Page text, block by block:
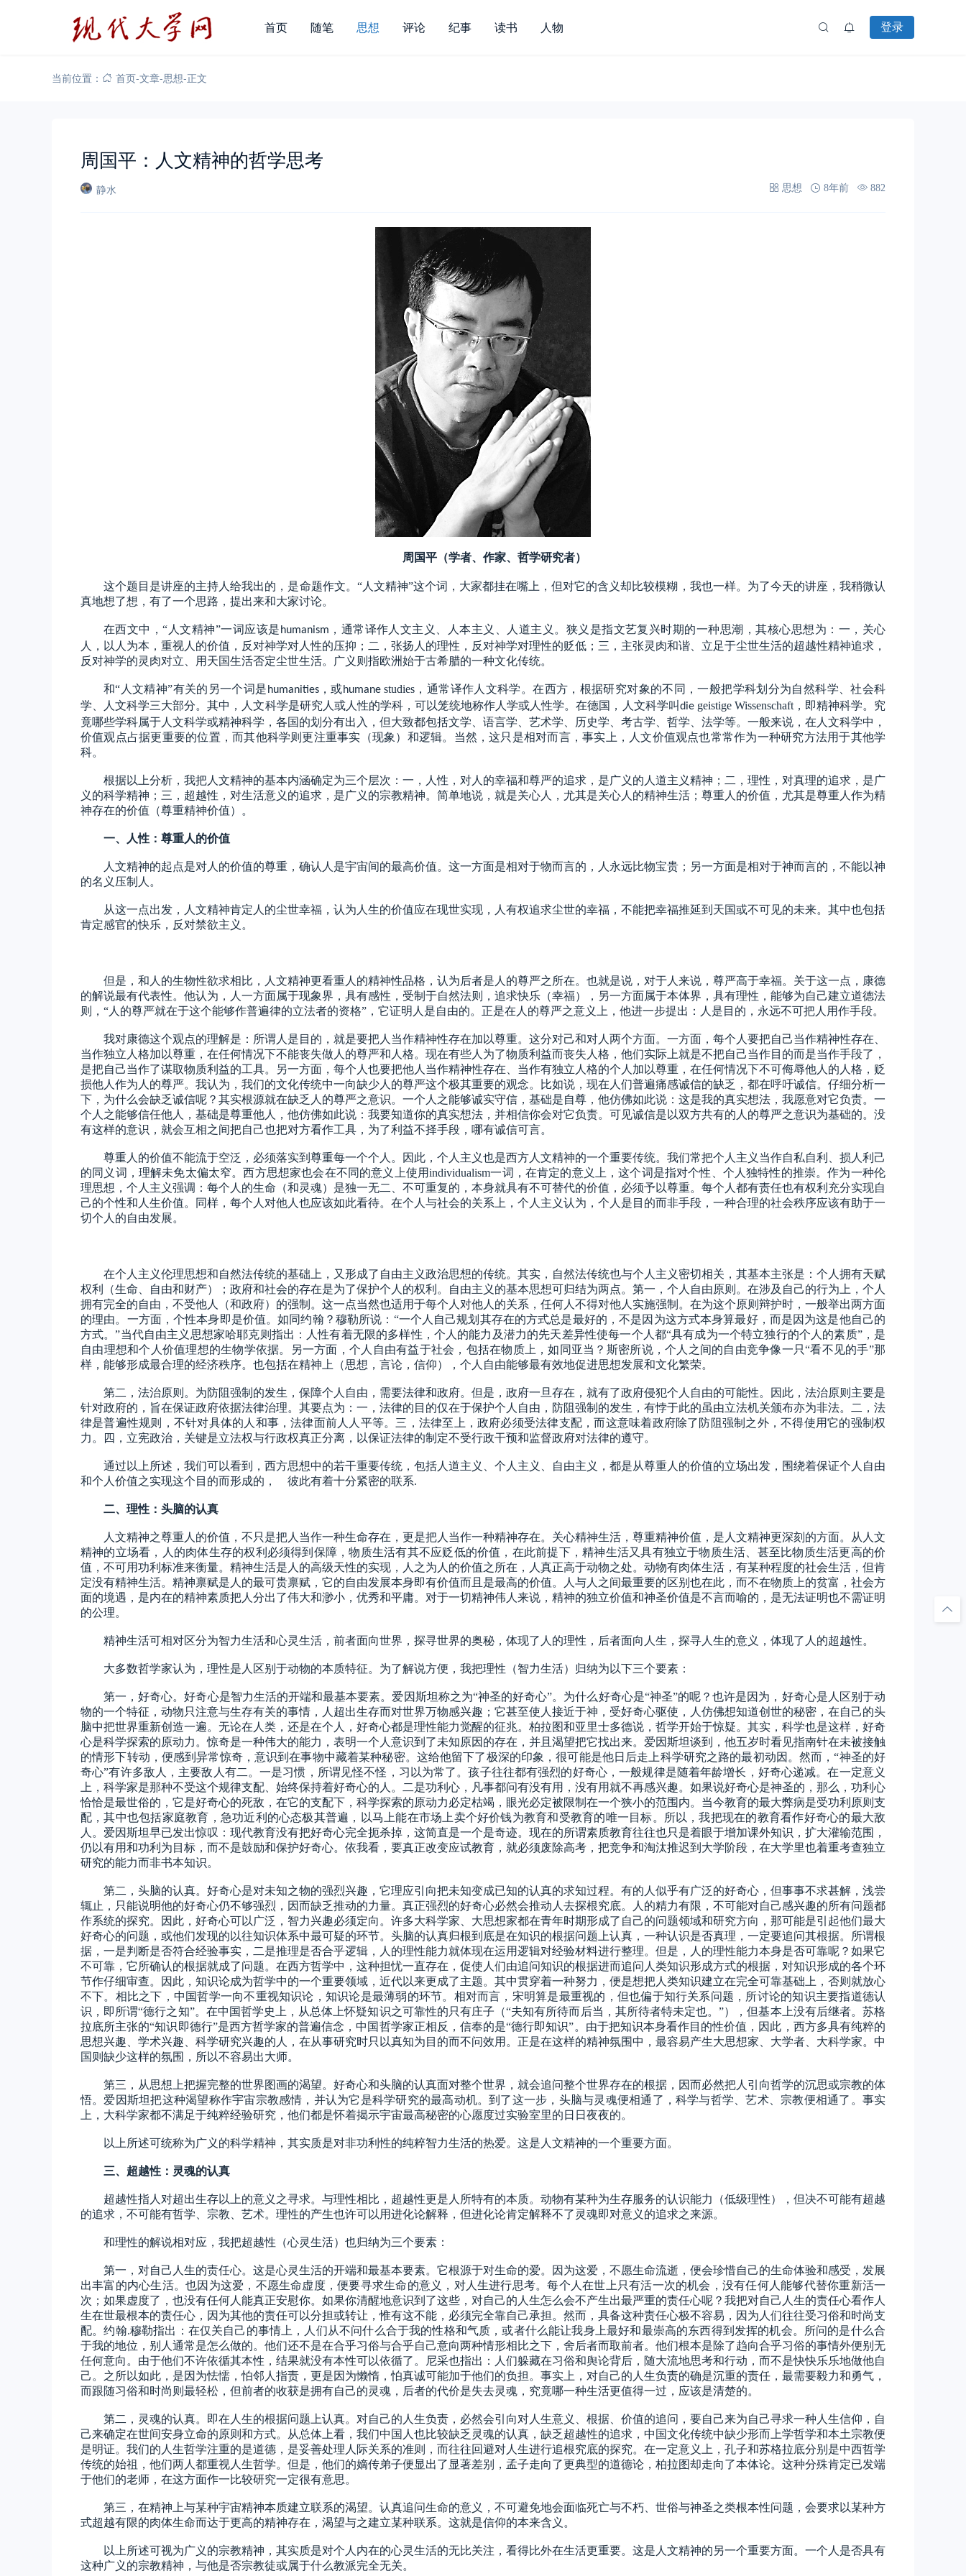
首页 随笔 思想 评论 纪事 读书 人物 登录
当前位置： 首页-文章-思想-正文
周国平：人文精神的哲学思考
静水 思想 8年前 882
周国平（学者、作家、哲学研究者）
这个题目是讲座的主持人给我出的，是命题作文。 “人文精神”这个词，大家都挂在嘴上，但对它的含义却比较模糊，我也一样。为了今天的讲座，我稍微认
真地想了想，有了一个思路，提出来和大家讨论。
在西文中，“人文精神”一词应该是humanism ，通常译作人文主义、人本主义、人道主义。狭义是指文艺复兴时期的一种思潮，其核心思想为：一，关心
人，以人为本，重视人的价值，反对神学对人性的压抑；二，张扬人的理性，反对神学对理性的贬低；三，主张灵肉和谐、立足于尘世生活的超越性精神追求，
反对神学的灵肉对立、用天国生活否定尘世生活。广义则指欧洲始于古希腊的一种文化传统。
和“人文精神”有关的另一个词是humanities，或humane studies ，通常译作人文科学。在西方，根据研究对象的不同，一般把学科划分为自然科学、社会科
学、人文科学三大部分。其中，人文科学是研究人或人性的学科，可以笼统地称作人学或人性学。在德国，人文科学叫die geistige Wissenschaft，即精神科学。究
竟哪些学科属于人文科学或精神科学，各国的划分有出入，但大致都包括文学、语言学、艺术学、历史学、考古学、哲学、法学等。一般来说，在人文科学中，
价值观点占据更重要的位置，而其他科学则更注重事实（现象）和逻辑。当然，这只是相对而言，事实上，人文价值观点也常常作为一种研究方法用于其他学
科。
根据以上分析，我把人文精神的基本内涵确定为三个层次：一，人性，对人的幸福和尊严的追求，是广义的人道主义精神；二，理性，对真理的追求，是广
义的科学精神；三，超越性，对生活意义的追求，是广义的宗教精神。简单地说，就是关心人，尤其是关心人的精神生活；尊重人的价值，尤其是尊重人作为精
神存在的价值（尊重精神价值）。
一、 人性：尊重人的价值
人文精神的起点是对人的价值的尊重，确认人是宇宙间的最高价值。这一方面是相对于物而言的，人永远比物宝贵；另一方面是相对于神而言的，不能以神
的名义压制人。
从这一点出发，人文精神肯定人的尘世幸福，认为人生的价值应在现世实现，人有权追求尘世的幸福，不能把幸福推延到天国或不可见的未来。其中也包括
肯定感官的快乐，反对禁欲主义。
但是，和人的生物性欲求相比，人文精神更看重人的精神性品格，认为后者是人的尊严之所在。也就是说，对于人来说，尊严高于幸福。关于这一点，康德
的解说最有代表性。他认为，人一方面属于现象界，具有感性，受制于自然法则，追求快乐（幸福），另一方面属于本体界，具有理性，能够为自己建立道德法
则， “人的尊严就在于这个能够作普遍律的立法者的资格”，它证明人是自由的。正是在人的尊严之意义上，他进一步提出：人是目的，永远不可把人用作手段。
我对康德这个观点的理解是：所谓人是目的，就是要把人当作精神性存在加以尊重。这分对己和对人两个方面。一方面，每个人要把自己当作精神性存在、
当作独立人格加以尊重，在任何情况下不能丧失做人的尊严和人格。现在有些人为了物质利益而丧失人格，他们实际上就是不把自己当作目的而是当作手段了，
是把自己当作了谋取物质利益的工具。另一方面，每个人也要把他人当作精神性存在、当作有独立人格的个人加以尊重，在任何情况下不可侮辱他人的人格，贬
损他人作为人的尊严。我认为，我们的文化传统中一向缺少人的尊严这个极其重要的观念。比如说，现在人们普遍痛感诚信的缺乏，都在呼吁诚信。仔细分析一
下，为什么会缺乏诚信呢？其实根源就在缺乏人的尊严之意识。一个人之能够诚实守信，基础是自尊，他仿佛如此说：这是我的真实想法，我愿意对它负责。一
个人之能够信任他人，基础是尊重他人，他仿佛如此说：我要知道你的真实想法，并相信你会对它负责。可见诚信是以双方共有的人的尊严之意识为基础的。没
有这样的意识，就会互相之间把自己也把对方看作工具，为了利益不择手段，哪有诚信可言。
尊重人的价值不能流于空泛，必须落实到尊重每一个个人。因此，个人主义也是西方人文精神的一个重要传统。我们常把个人主义当作自私自利、损人利己
的同义词，理解未免太偏太窄。西方思想家也会在不同的意义上使用individualism一词，在肯定的意义上，这个词是指对个性、个人独特性的推崇。作为一种伦
理思想，个人主义强调：每个人的生命（和灵魂）是独一无二、不可重复的，本身就具有不可替代的价值，必须予以尊重。每个人都有责任也有权利充分实现自
己的个性和人生价值。同样，每个人对他人也应该如此看待。在个人与社会的关系上，个人主义认为，个人是目的而非手段，一种合理的社会秩序应该有助于一
切个人的自由发展。
在个人主义伦理思想和自然法传统的基础上，又形成了自由主义政治思想的传统。其实，自然法传统也与个人主义密切相关，其基本主张是：个人拥有天赋
权利（生命、自由和财产）；政府和社会的存在是为了保护个人的权利。自由主义的基本思想可归结为两点。第一，个人自由原则。在涉及自己的行为上，个人
拥有完全的自由，不受他人（和政府）的强制。这一点当然也适用于每个人对他人的关系，任何人不得对他人实施强制。在为这个原则辩护时，一般举出两方面
的理由。一方面，个性本身即是价值。如同约翰？穆勒所说： “一个人自己规划其存在的方式总是最好的，不是因为这方式本身算最好，而是因为这是他自己的
方式。”当代自由主义思想家哈耶克则指出：人性有着无限的多样性，个人的能力及潜力的先天差异性使每一个人都“具有成为一个特立独行的个人的素质”，是
自由理想和个人价值理想的生物学依据。另一方面，个人自由有益于社会，包括在物质上，如同亚当？斯密所说，个人之间的自由竞争像一只“看不见的手”那
样，能够形成最合理的经济秩序。也包括在精神上（思想，言论，信仰），个人自由能够最有效地促进思想发展和文化繁荣。
第二，法治原则。为防阻强制的发生，保障个人自由，需要法律和政府。但是，政府一旦存在，就有了政府侵犯个人自由的可能性。因此，法治原则主要是
针对政府的，旨在保证政府依据法律治理。其要点为：一，法律的目的仅在于保护个人自由，防阻强制的发生，有悖于此的虽由立法机关颁布亦为非法。二，法
律是普遍性规则，不针对具体的人和事，法律面前人人平等。三，法律至上，政府必须受法律支配，而这意味着政府除了防阻强制之外，不得使用它的强制权
力。四，立宪政治，关键是立法权与行政权真正分离，以保证法律的制定不受行政干预和监督政府对法律的遵守。
通过以上所述，我们可以看到，西方思想中的若干重要传统，包括人道主义、个人主义、自由主义，都是从尊重人的价值的立场出发，围绕着保证个人自由
和个人价值之实现这个目的而形成的， 彼此有着十分紧密的联系.
二、 理性：头脑的认真
人文精神之尊重人的价值，不只是把人当作一种生命存在，更是把人当作一种精神存在。关心精神生活，尊重精神价值，是人文精神更深刻的方面。从人文
精神的立场看，人的肉体生存的权利必须得到保障，物质生活有其不应贬低的价值，在此前提下，精神生活又具有独立于物质生活、甚至比物质生活更高的价
值，不可用功利标准来衡量。精神生活是人的高级天性的实现，人之为人的价值之所在，人真正高于动物之处。动物有肉体生活，有某种程度的社会生活，但肯
定没有精神生活。精神禀赋是人的最可贵禀赋，它的自由发展本身即有价值而且是最高的价值。人与人之间最重要的区别也在此，而不在物质上的贫富，社会方
面的境遇，是内在的精神素质把人分出了伟大和渺小，优秀和平庸。对于一切精神伟人来说，精神的独立价值和神圣价值是不言而喻的，是无法证明也不需证明
的公理。
精神生活可相对区分为智力生活和心灵生活，前者面向世界，探寻世界的奥秘，体现了人的理性，后者面向人生，探寻人生的意义，体现了人的超越性。
大多数哲学家认为，理性是人区别于动物的本质特征。为了解说方便，我把理性（智力生活）归纳为以下三个要素：
第一，好奇心。好奇心是智力生活的开端和最基本要素。爱因斯坦称之为“神圣的好奇心”。为什么好奇心是“神圣”的呢？也许是因为，好奇心是人区别于动
物的一个特征，动物只注意与生存有关的事情，人超出生存而对世界万物感兴趣；它甚至使人接近于神，受好奇心驱使，人仿佛想知道创世的秘密，在自己的头
脑中把世界重新创造一遍。无论在人类，还是在个人，好奇心都是理性能力觉醒的征兆。柏拉图和亚里士多德说，哲学开始于惊疑。其实，科学也是这样，好奇
心是科学探索的原动力。惊奇是一种伟大的能力，表明一个人意识到了未知原因的存在，并且渴望把它找出来。爱因斯坦谈到，他五岁时看见指南针在未被接触
的情形下转动，便感到异常惊奇，意识到在事物中藏着某种秘密。这给他留下了极深的印象，很可能是他日后走上科学研究之路的最初动因。然而，“神圣的好
奇心”有许多敌人，主要敌人有二。一是习惯，所谓见怪不怪，习以为常了。孩子往往都有强烈的好奇心，一般规律是随着年龄增长，好奇心递减。在一定意义
上，科学家是那种不受这个规律支配、始终保持着好奇心的人。二是功利心，凡事都问有没有用，没有用就不再感兴趣。如果说好奇心是神圣的，那么，功利心
恰恰是最世俗的，它是好奇心的死敌，在它的支配下，科学探索的原动力必定枯竭，眼光必定被限制在一个狭小的范围内。当今教育的最大弊病是受功利原则支
配，其中也包括家庭教育，急功近利的心态极其普遍，以马上能在市场上卖个好价钱为教育和受教育的唯一目标。所以，我把现在的教育看作好奇心的最大敌
人。爱因斯坦早已发出惊叹：现代教育没有把好奇心完全扼杀掉，这简直是一个是奇迹。现在的所谓素质教育往往也只是着眼于增加课外知识，扩大灌输范围，
仍以有用和功利为目标，而不是鼓励和保护好奇心。依我看，要真正改变应试教育，就必须废除高考，把竞争和淘汰推迟到大学阶段，在大学里也着重考查独立
研究的能力而非书本知识。
第二，头脑的认真。好奇心是对未知之物的强烈兴趣，它理应引向把未知变成已知的认真的求知过程。有的人似乎有广泛的好奇心，但事事不求甚解，浅尝
辄止，只能说明他的好奇心仍不够强烈，因而缺乏推动的力量。真正强烈的好奇心必然会推动人去探根究底。人的精力有限，不可能对自己感兴趣的所有问题都
作系统的探究。因此，好奇心可以广泛，智力兴趣必须定向。许多大科学家、大思想家都在青年时期形成了自己的问题领域和研究方向，那可能是引起他们最大
好奇心的问题，或他们发现的以往知识体系中最可疑的环节。头脑的认真归根到底是在知识的根据问题上认真，一种认识是否真理，一定要追问其根据。所谓根
据，一是判断是否符合经验事实，二是推理是否合乎逻辑，人的理性能力就体现在运用逻辑对经验材料进行整理。但是，人的理性能力本身是否可靠呢？如果它
不可靠，它所确认的根据就成了问题。在西方哲学中，这种担忧一直存在，促使人们由追问知识的根据进而追问人类知识形成方式的根据，对知识形成的各个环
节作仔细审查。因此，知识论成为哲学中的一个重要领域，近代以来更成了主题。其中贯穿着一种努力，便是想把人类知识建立在完全可靠基础上，否则就放心
不下。相比之下，中国哲学一向不重视知识论，知识论是最薄弱的环节。相对而言，宋明算是最重视的，但也偏于知行关系问题，所讨论的知识主要指道德认
识，即所谓“德行之知”。在中国哲学史上，从总体上怀疑知识之可靠性的只有庄子（“夫知有所待而后当，其所待者特未定也。”），但基本上没有后继者。苏格
拉底所主张的“知识即德行”是西方哲学家的普遍信念，中国哲学家正相反，信奉的是“德行即知识”。由于把知识本身看作目的性价值，因此，西方多具有纯粹的
思想兴趣、学术兴趣、科学研究兴趣的人，在从事研究时只以真知为目的而不问效用。正是在这样的精神氛围中，最容易产生大思想家、大学者、大科学家。中
国则缺少这样的氛围，所以不容易出大师。
第三，从思想上把握完整的世界图画的渴望。好奇心和头脑的认真面对整个世界，就会追问整个世界存在的根据，因而必然把人引向哲学的沉思或宗教的体
悟。爱因斯坦把这种渴望称作宇宙宗教感情，并认为它是科学研究的最高动机。到了这一步，头脑与灵魂便相通了，科学与哲学、艺术、宗教便相通了。事实
上，大科学家都不满足于纯粹经验研究，他们都是怀着揭示宇宙最高秘密的心愿度过实验室里的日日夜夜的。
以上所述可统称为广义的科学精神，其实质是对非功利性的纯粹智力生活的热爱。这是人文精神的一个重要方面。
三、 超越性：灵魂的认真
超越性指人对超出生存以上的意义之寻求。与理性相比，超越性更是人所特有的本质。动物有某种为生存服务的认识能力（低级理性），但决不可能有超越
的追求，不可能有哲学、宗教、艺术。理性的产生也许可以用进化论解释，但进化论肯定解释不了灵魂即对意义的追求之来源。
和理性的解说相对应，我把超越性（心灵生活）也归纳为三个要素：
第一， 对自己人生的责任心。这是心灵生活的开端和最基本要素。它根源于对生命的爱。因为这爱，不愿生命流逝，便会珍惜自己的生命体验和感受，发展
出丰富的内心生活。也因为这爱，不愿生命虚度，便要寻求生命的意义，对人生进行思考。每个人在世上只有活一次的机会，没有任何人能够代替你重新活一
次；如果虚度了，也没有任何人能真正安慰你。如果你清醒地意识到了这些，对自己的人生怎么会不产生出最严重的责任心呢？我把对自己人生的责任心看作人
生在世最根本的责任心，因为其他的责任可以分担或转让，惟有这不能，必须完全靠自己承担。然而，具备这种责任心极不容易，因为人们往往受习俗和时尚支
配。约翰.穆勒指出：在仅关自己的事情上，人们从不问什么合于我的性格和气质，或者什么能让我身上最好和最崇高的东西得到发挥的机会。所问的是什么合
于我的地位，别人通常是怎么做的。他们还不是在合乎习俗与合乎自己意向两种情形相比之下，舍后者而取前者。他们根本是除了趋向合乎习俗的事情外便别无
任何意向。由于他们不许依循其本性，结果就没有本性可以依循了。尼采也指出：人们躲藏在习俗和舆论背后，随大流地思考和行动，而不是快快乐乐地做他自
己。之所以如此，是因为怯懦，怕邻人指责，更是因为懒惰，怕真诚可能加于他们的负担。事实上，对自己的人生负责的确是沉重的责任，最需要毅力和勇气，
而跟随习俗和时尚则最轻松，但前者的收获是拥有自己的灵魂，后者的代价是失去灵魂，究竟哪一种生活更值得一过，应该是清楚的。
第二， 灵魂的认真。即在人生的根据问题上认真。对自己的人生负责，必然会引向对人生意义、根据、价值的追问，要自己来为自己寻求一种人生信仰，自
己来确定在世间安身立命的原则和方式。从总体上看，我们中国人也比较缺乏灵魂的认真，缺乏超越性的追求，中国文化传统中缺少形而上学哲学和本土宗教便
是明证。我们的人生哲学注重的是道德，是妥善处理人际关系的准则，而往往回避对人生进行追根究底的探究。在一定意义上，孔子和苏格拉底分别是中西哲学
传统的始祖，他们两人都重视人生哲学。但是，他们的嫡传弟子便显出了显著差别，孟子走向了更典型的道德论，柏拉图却走向了本体论。这种分殊肯定已发端
于他们的老师，在这方面作一比较研究一定很有意思。
第三， 在精神上与某种宇宙精神本质建立联系的渴望。认真追问生命的意义，不可避免地会面临死亡与不朽、世俗与神圣之类根本性问题，会要求以某种方
式超越有限的肉体生命而达于更高的精神存在，渴望与之建立某种联系。这就是信仰的本来含义。
以上所述可视为广义的宗教精神，其实质是对个人内在的心灵生活的无比关注，看得比外在生活更重要。这是人文精神的另一个重要方面。一个人是否具有
这种广义的宗教精神，与他是否宗教徒或属于什么教派完全无关。